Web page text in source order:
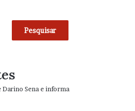
Pesquisar
Sena e informa